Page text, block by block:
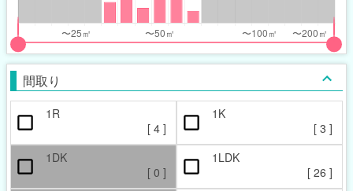
間取り
1R
[ 4 ]
1K
[ 3 ]
1DK
[ 0 ]
1LDK
[ 26 ]